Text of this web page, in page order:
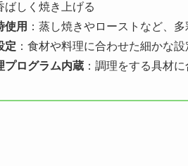
ばしく焼き上げる
使用 ：蒸し焼きやローストなど、
定 ：食材や料理に合わせた細かな設
プログラム内蔵 ：調理をする具材